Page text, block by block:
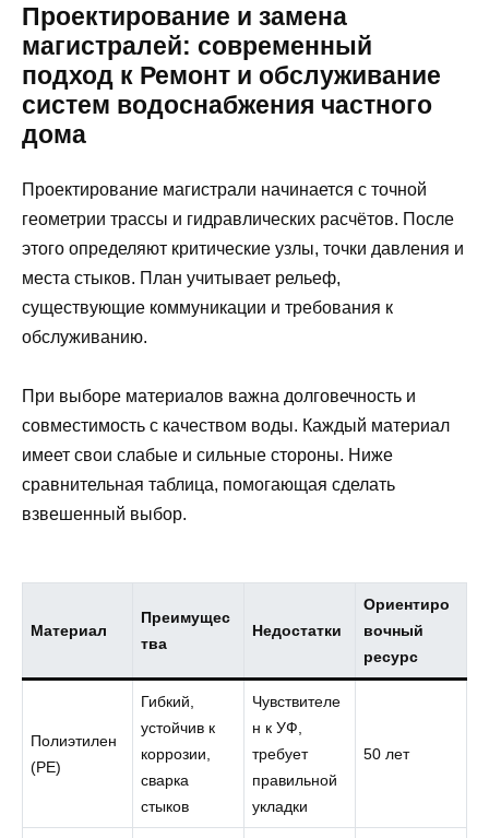
Проектирование и замена
магистралей: современный
подход к Ремонт и обслуживание
систем водоснабжения частного
дома
Проектирование магистрали начинается с точной
геометрии трассы и гидравлических расчётов. После
этого определяют критические узлы, точки давления и
места стыков. План учитывает рельеф,
существующие коммуникации и требования к
обслуживанию.
При выборе материалов важна долговечность и
совместимость с качеством воды. Каждый материал
имеет свои слабые и сильные стороны. Ниже
сравнительная таблица, помогающая сделать
взвешенный выбор.
Материал
Преимущес
тва
Недостатки
Ориентиро
вочный
ресурс
Полиэтилен
(PE)
Гибкий,
устойчив к
коррозии,
сварка
стыков
Чувствителе
н к УФ,
требует
правильной
укладки
50 лет